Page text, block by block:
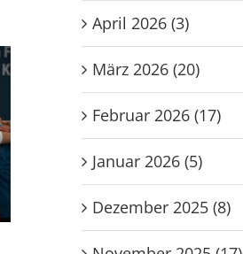
wC1 gewinnt in Bieber-
April 2026 (3)
März 2026 (20)
Februar 2026 (17)
Januar 2026 (5)
Dezember 2025 (8)